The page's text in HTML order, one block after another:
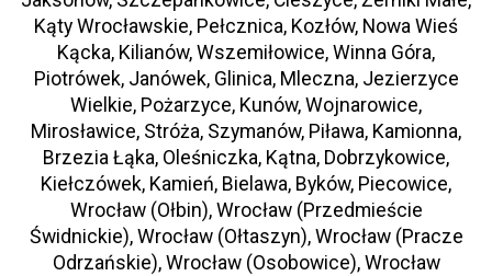
Kąty Wrocławskie, Pełcznica, Kozłów, Nowa Wieś
Kącka, Kilianów, Wszemiłowice, Winna Góra,
Piotrówek, Janówek, Glinica, Mleczna, Jezierzyce
Wielkie, Pożarzyce, Kunów, Wojnarowice,
Mirosławice, Stróża, Szymanów, Piława, Kamionna,
Brzezia Łąka, Oleśniczka, Kątna, Dobrzykowice,
Kiełczówek, Kamień, Bielawa, Byków, Piecowice,
Wrocław (Ołbin), Wrocław (Przedmieście
Świdnickie), Wrocław (Ołtaszyn), Wrocław (Pracze
Odrzańskie), Wrocław (Osobowice), Wrocław